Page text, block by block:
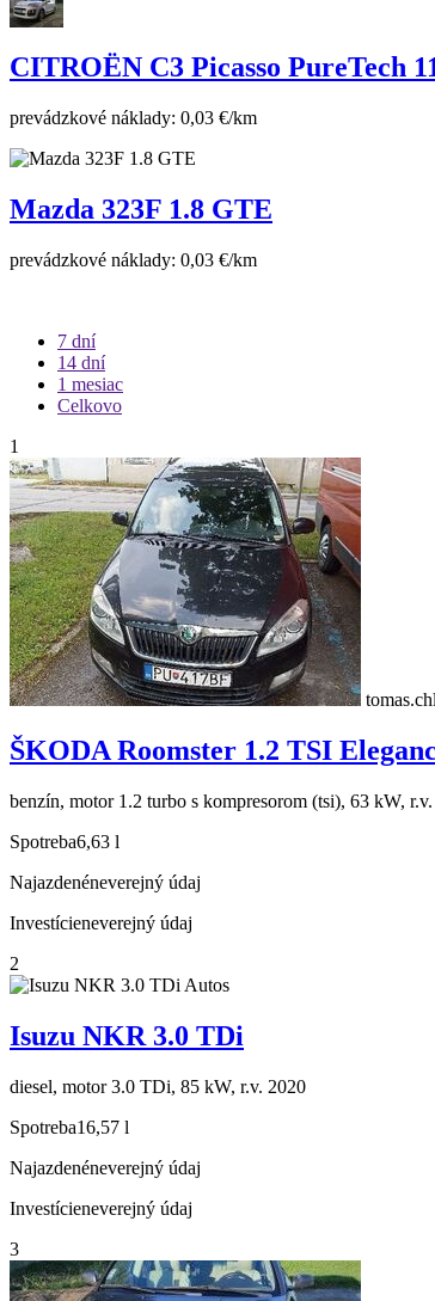
CITROËN C3 Picasso PureTech
prevádzkové náklady: 0,03 €/km
Mazda 323F 1.8 GTE
prevádzkové náklady: 0,03 €/km
7 dní
14 dní
1 mesiac
Celkovo
1
ŠKODA Roomster 1.2 TSI
benzín, motor 1.2 turbo s kompresorom (tsi), 63 kW, r.v.
Spotreba6,63 l
Najazdenéneverejný údaj
Investícieneverejný údaj
2
Autos
Isuzu NKR 3.0 TDi
diesel, motor 3.0 TDi, 85 kW, r.v. 2020
Spotreba16,57 l
Najazdenéneverejný údaj
Investícieneverejný údaj
3